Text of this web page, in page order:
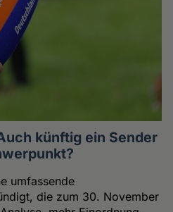
künftig ein Sender
umfassende
die zum 30. November